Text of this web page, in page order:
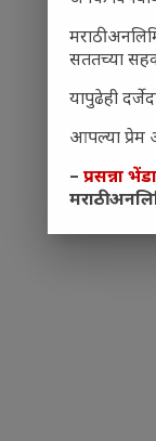
मराठी
सततच्या
यापुढेही
आपल्या प्रेम
– प्रसन्ना
मराठी